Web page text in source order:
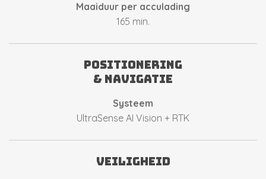
Maaiduur per acculading
165 min.
positionering
& navigatie
Systeem
UltraSense AI Vision + RTK
veiligheid